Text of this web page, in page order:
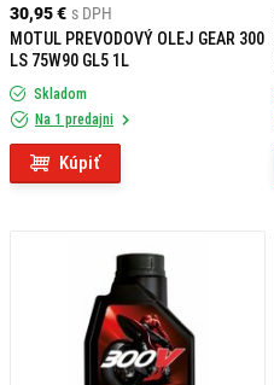
30,95 € s DPH
MOTUL PREVODOVÝ OLEJ GEAR 300
LS 75W90 GL5 1L
Skladom
Na 1 predajni
Kúpiť